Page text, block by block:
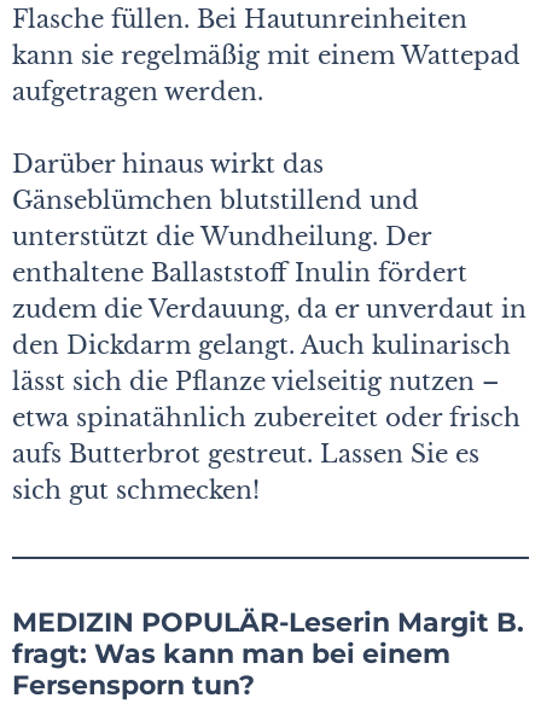
Flasche füllen. Bei Haut­unreinheiten
kann sie regelmäßig mit einem Wattepad
aufgetragen werden.
Darüber hinaus wirkt das
Gänseblümchen blutstillend und
unterstützt die Wundheilung. Der
enthaltene Ballaststoff Inulin fördert
zudem die Verdauung, da er unverdaut in
den Dickdarm gelangt. Auch kulinarisch
lässt sich die Pflanze vielseitig nutzen –
etwa spinatähnlich zubereitet oder frisch
aufs Butterbrot gestreut. Lassen Sie es
sich gut schmecken!
MEDIZIN POPULÄR-Leserin Margit B.
fragt: Was kann man bei einem
Fersensporn tun?